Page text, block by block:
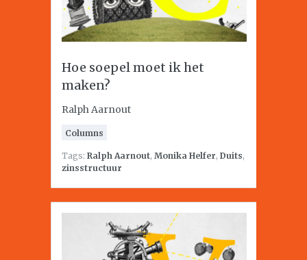
Hoe soepel moet ik het
maken?
Ralph Aarnout
Columns
Tags: Ralph Aarnout, Monika Helfer, Duits,
zinsstructuur